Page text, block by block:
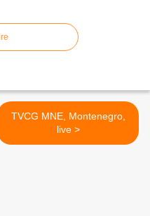
TVCG MNE, Montenegro,
live >